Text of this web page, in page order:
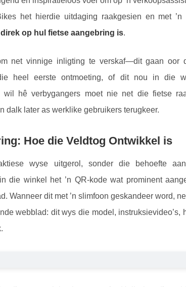
het hierdie uitdaging raakgesien en met ’n
op hul fietse aangebring is.
net vinnige inligting te verskaf—dit gaan oor
heel eerste ontmoeting, of dit nou in die
wil hê verbygangers moet nie net die fietse
dalk later as werklike gebruikers terugkeer.
Hoe die Veldtog Ontwikkel is
wyse uitgerol, sonder die behoefte
die winkel het ’n QR-kode wat prominent
Wanneer dit met ’n slimfoon geskandeer word,
webblad: dit wys die model, instruksievideo’s,